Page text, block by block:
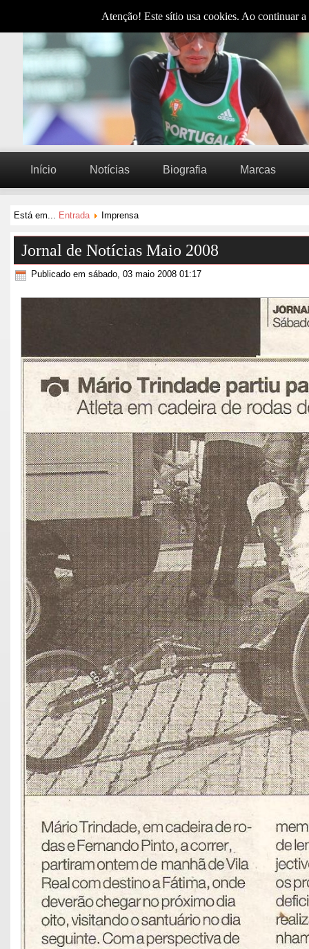
Início Notícias Biografia Marcas
Está em... Entrada Imprensa
Jornal de Notícias Maio 2008
Publicado em sábado, 03 maio 2008 01:17
Atenção! Este sítio usa cookies. Ao continuar